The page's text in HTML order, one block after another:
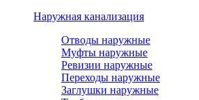
Наружная канализация
Отводы наружные
Муфты наружные
Ревизии наружные
Переходы наружные
Заглушки наружные